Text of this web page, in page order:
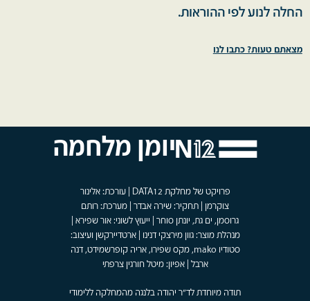
החלה לנוע לפי ההוראות.
מצאתם טעות? כתבו לנו
יומן מלחמה
פרויקט של מחלקת DATA12 | עורכת: אלינור
צוקרמן | תחקיר: שירה אבדר | מערכת: רותם
גרוסמן, ים גת, יונתן סוחר | ייעוץ לשוני: אור שפירא |
מנהלת מוצר: גוון מירצקי דנינו | ארטדיירקשן ועיצוב:
סטודיו mako, מקס שפירו, אריה קופרשמידט, דנה
ארבל | אפיון: מיטל חורגין צרפתי
תודה מיוחדת לד"ר יהודה בלנגה מהמחלקה ללימודי